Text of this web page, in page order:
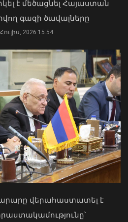
ավազաններն
քիմիական
հետո
թունավորման
է ԲԿ. ՀՎԿԱԿ
է մեծացնել Հայաստան
գազի ծավալները
2026 15:54
վերահաստատել է